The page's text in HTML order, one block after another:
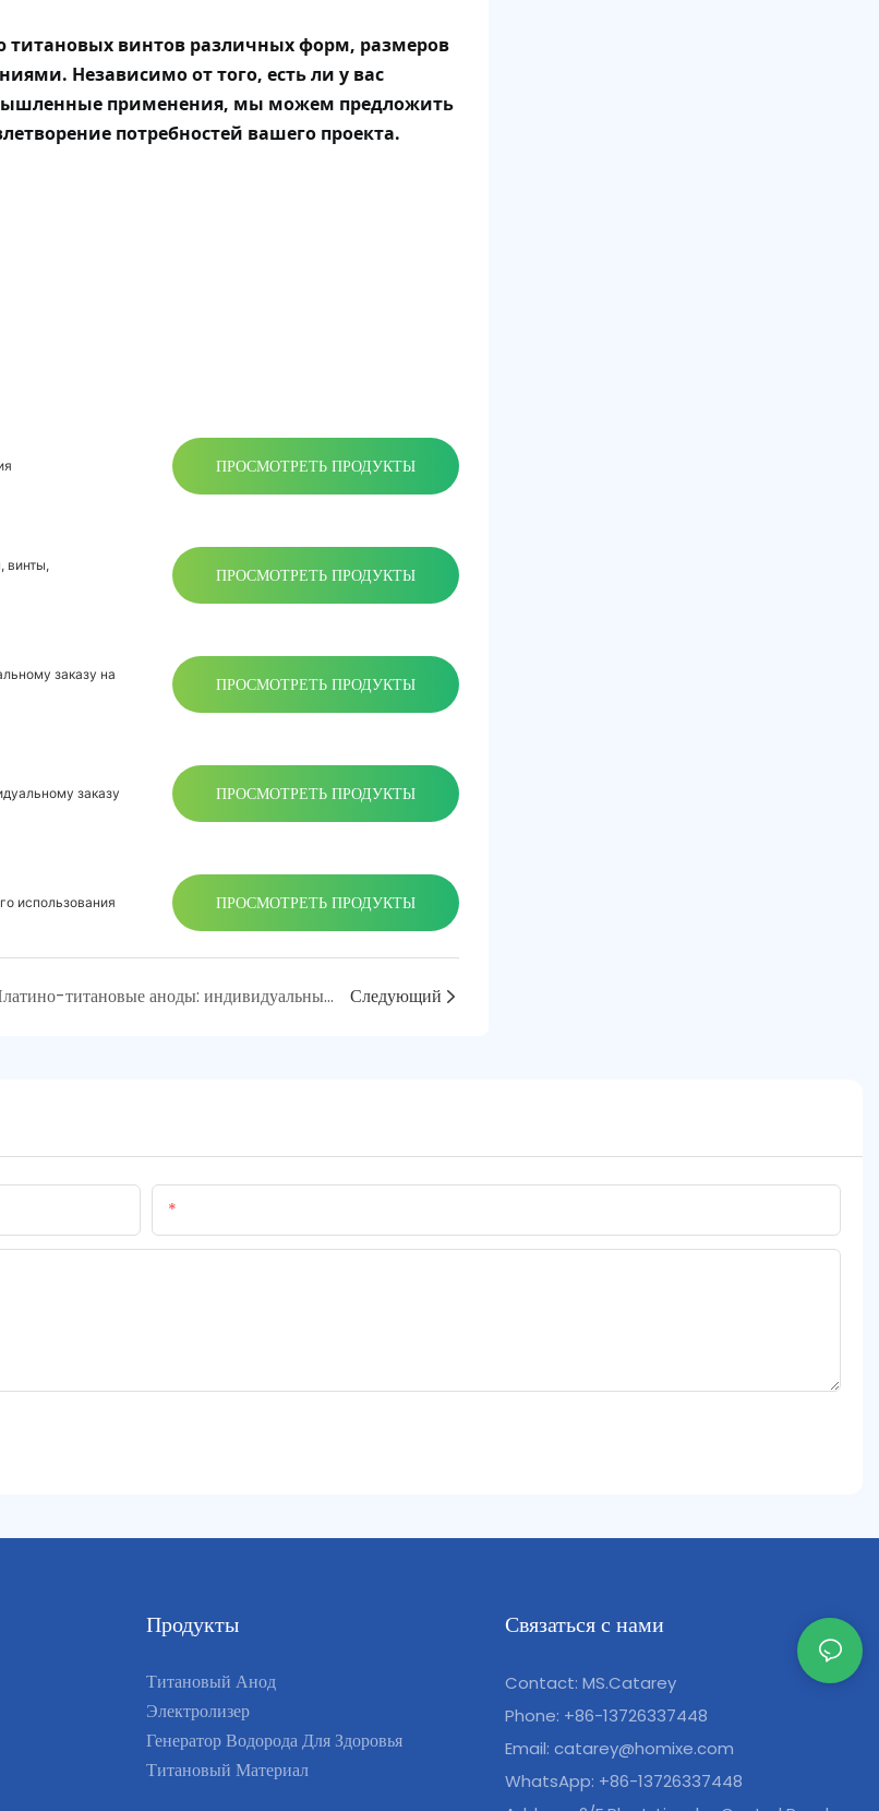
винтов различных форм, размеров
Независимо от того, есть ли у вас
применения, мы можем предложить
потребностей вашего проекта.
ПРОСМОТРЕТЬ ПРОДУКТЫ
винты,
ПРОСМОТРЕТЬ ПРОДУКТЫ
заказу на
ПРОСМОТРЕТЬ ПРОДУКТЫ
заказу ПРОСМОТРЕТЬ ПРОДУКТЫ
использования ПРОСМОТРЕТЬ ПРОДУКТЫ
Платино-титановые аноды: индивидуальные решения для электрохимических применений Следующий
Продукты
Титановый Анод
Электролизер
Генератор Водорода Для Здоровья
Титановый Материал
Связаться с нами
Contact: MS.Catarey
Phone: +86-13726337448
Email:catarey@homixe.com
WhatsApp: +86-13726337448